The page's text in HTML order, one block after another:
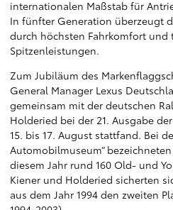
internationalen Maßstab für
In fünfter Generation überzeugt
durch höchsten Fahrkomfort und
Spitzenleistungen.
Zum Jubiläum des
General Manager Lexus
gemeinsam mit der deutschen
Holderied bei der 21. Ausgabe
15. bis 17. August stattfand. Bei
Automobilmuseum“
diesem Jahr rund 160 Old- und
Kiener und Holderied sicherten
aus dem Jahr 1994 den zweiten